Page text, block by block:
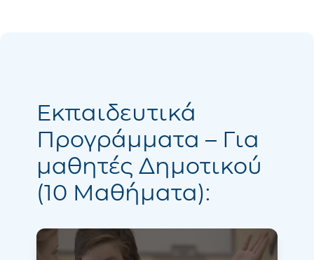
Εκπαιδευτικά
Προγράμματα – Για
μαθητές Δημοτικού
(10 Μαθήματα):